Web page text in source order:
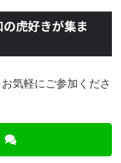
虎好きが集ま
気軽にご参加くださ